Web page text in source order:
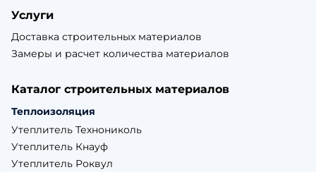
Услуги
Доставка строительных материалов
Замеры и расчет количества материалов
Каталог строительных материалов
Теплоизоляция
Утеплитель Технониколь
Утеплитель Кнауф
Утеплитель Роквул